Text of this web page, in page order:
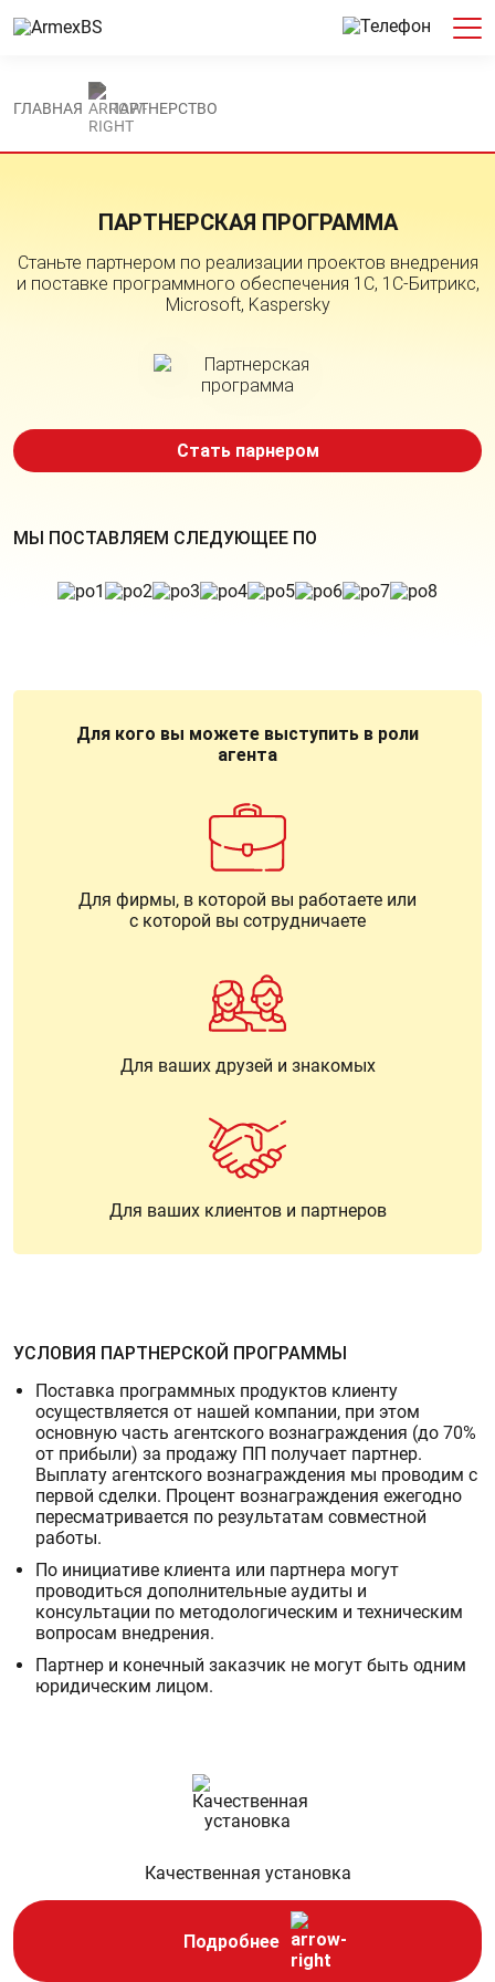
ГЛАВНАЯ ПАРТНЕРСТВО
ПАРТНЕРСКАЯ ПРОГРАММА
Станьте партнером по реализации проектов внедрения
и поставке программного обеспечения 1С, 1С-Битрикс,
Microsoft, Kaspersky
Стать парнером
МЫ ПОСТАВЛЯЕМ СЛЕДУЮЩЕЕ ПО
Для кого вы можете выступить в роли
агента
Для фирмы, в которой вы работаете или
с которой вы сотрудничаете
Для ваших друзей и знакомых
Для ваших клиентов и партнеров
УСЛОВИЯ ПАРТНЕРСКОЙ ПРОГРАММЫ
Поставка программных продуктов клиенту
осуществляется от нашей компании, при этом
основную часть агентского вознаграждения (до 70%
от прибыли) за продажу ПП получает партнер.
Выплату агентского вознаграждения мы проводим с
первой сделки. Процент вознаграждения ежегодно
пересматривается по результатам совместной
работы.
По инициативе клиента или партнера могут
проводиться дополнительные аудиты и
консультации по методологическим и техническим
вопросам внедрения.
Партнер и конечный заказчик не могут быть одним
юридическим лицом.
Качественная установка
Подробнее